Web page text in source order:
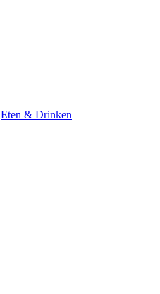
Eten & Drinken